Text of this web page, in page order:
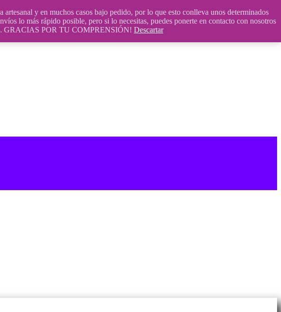
y en muchos casos bajo pedido, por lo que esto conlleva unos determinados
lo más rápido posible, pero si lo necesitas, puedes ponerte en contacto con nosotros
GRACIAS POR TU COMPRENSIÓN! Descartar